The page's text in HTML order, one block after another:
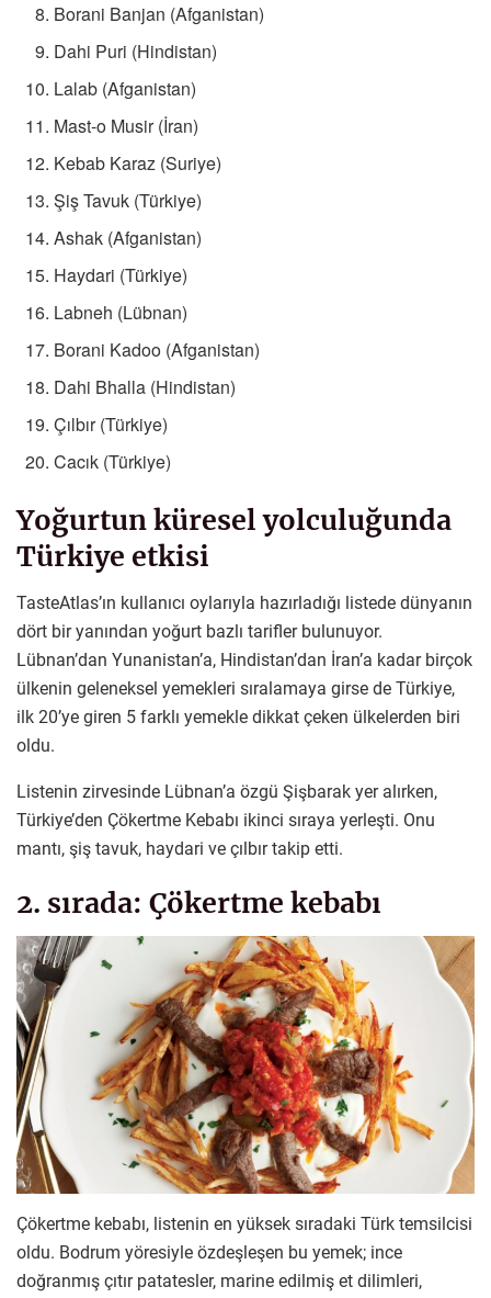
Borani Banjan (Afganistan)
Dahi Puri (Hindistan)
Lalab (Afganistan)
Mast-o Musir (İran)
Kebab Karaz (Suriye)
Şiş Tavuk (Türkiye)
Ashak (Afganistan)
Haydari (Türkiye)
Labneh (Lübnan)
Borani Kadoo (Afganistan)
Dahi Bhalla (Hindistan)
Çılbır (Türkiye)
Cacık (Türkiye)
Yoğurtun küresel yolculuğunda
Türkiye etkisi
TasteAtlas’ın kullanıcı oylarıyla hazırladığı listede dünyanın
dört bir yanından yoğurt bazlı tarifler bulunuyor.
Lübnan’dan Yunanistan’a, Hindistan’dan İran’a kadar birçok
ülkenin geleneksel yemekleri sıralamaya girse de Türkiye,
ilk 20’ye giren 5 farklı yemekle dikkat çeken ülkelerden biri
oldu.
Listenin zirvesinde Lübnan’a özgü Şişbarak yer alırken,
Türkiye’den Çökertme Kebabı ikinci sıraya yerleşti. Onu
mantı, şiş tavuk, haydari ve çılbır takip etti.
2. sırada: Çökertme kebabı
Çökertme kebabı, listenin en yüksek sıradaki Türk temsilcisi
oldu. Bodrum yöresiyle özdeşleşen bu yemek; ince
doğranmış çıtır patatesler, marine edilmiş et dilimleri,